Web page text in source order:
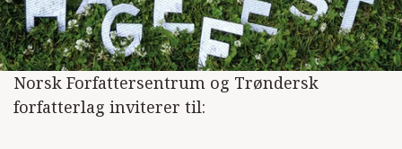
Norsk Forfattersentrum og Trøndersk
forfatterlag inviterer til: